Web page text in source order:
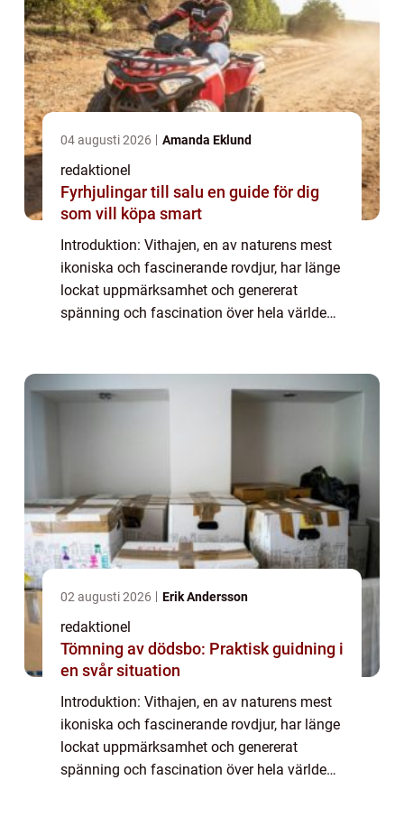
04 augusti 2026 Amanda Eklund
redaktionel
Fyrhjulingar till salu en guide för dig
som vill köpa smart
Introduktion: Vithajen, en av naturens mest
ikoniska och fascinerande rovdjur, har länge
lockat uppmärksamhet och genererat
spänning och fascination över hela världen.
02 augusti 2026 Erik Andersson
redaktionel
Tömning av dödsbo: Praktisk guidning i
en svår situation
Introduktion: Vithajen, en av naturens mest
ikoniska och fascinerande rovdjur, har länge
lockat uppmärksamhet och genererat
spänning och fascination över hela världen.